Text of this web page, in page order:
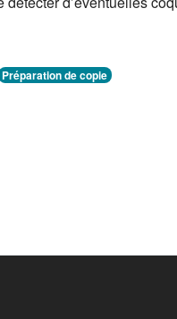
Préparation de copie
de page